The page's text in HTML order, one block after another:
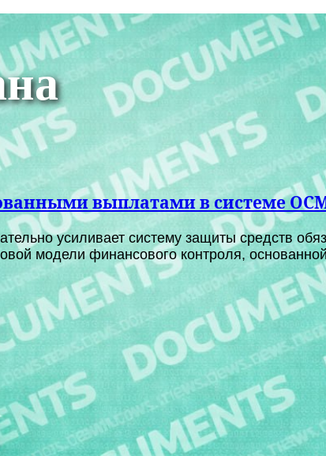
выплатами в системе
усиливает систему защиты средств
модели финансового контроля,